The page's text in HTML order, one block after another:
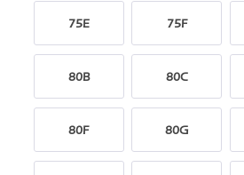
75E 75F
80B 80C
80F 80G